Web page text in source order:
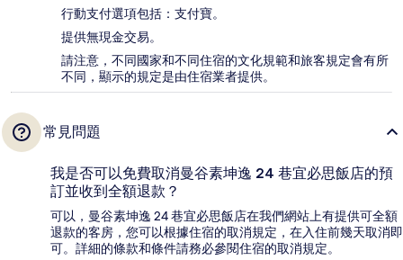
行動支付選項包括：支付寶。
提供無現金交易。
請注意，不同國家和不同住宿的文化規範和旅客規定會有所
不同，顯示的規定是由住宿業者提供。
常見問題
我是否可以免費取消曼谷素坤逸 24 巷宜必思飯店的預
訂並收到全額退款？
可以，曼谷素坤逸 24 巷宜必思飯店在我們網站上有提供可全額
退款的客房，您可以根據住宿的取消規定，在入住前幾天取消即
可。詳細的條款和條件請務必參閱住宿的取消規定。